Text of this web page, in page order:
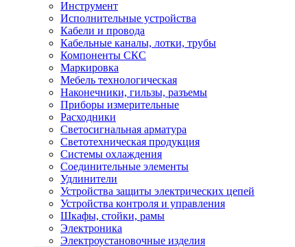
Инструмент
Исполнительные устройства
Кабели и провода
Кабельные каналы, лотки, трубы
Компоненты СКС
Маркировка
Мебель технологическая
Наконечники, гильзы, разъемы
Приборы измерительные
Расходники
Светосигнальная арматура
Светотехническая продукция
Системы охлаждения
Соединительные элементы
Удлинители
Устройства защиты электрических цепей
Устройства контроля и управления
Шкафы, стойки, рамы
Электроника
Электроустановочные изделия